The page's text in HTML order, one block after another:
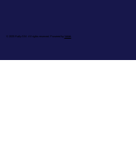
© 2025 Rally-SM. All rights reserved. Powered by Valätt.